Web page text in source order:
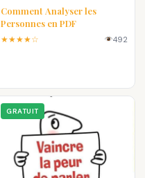
Comment Analyser les
Personnes en PDF
★★★★☆ 492
GRATUIT